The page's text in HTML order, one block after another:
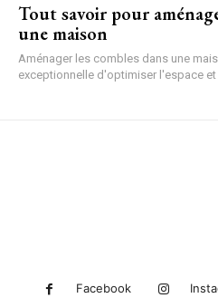
Tout savoir pour
une maison
Aménager les combles dans une
exceptionnelle d'optimiser l'espace et
Facebook